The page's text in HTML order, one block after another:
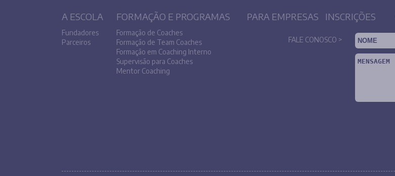
A ESCOLA
Fundadores
Parceiros
FORMAÇÃO E PROGRAMAS
Formação de Coaches
Formação de Team Coaches
Formação em Coaching Interno
Supervisão para Coaches
Mentor Coaching
PARA EMPRESAS INSCRIÇÕES
FALE CONOSCO >